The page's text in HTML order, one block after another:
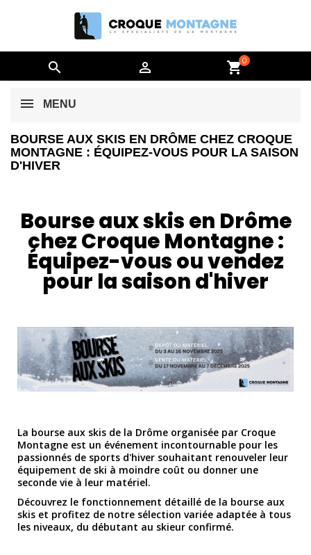
  shopping_cart0
MENU
BOURSE AUX SKIS EN DRÔME CHEZ CROQUE
MONTAGNE : ÉQUIPEZ-VOUS POUR LA SAISON
D'HIVER
Bourse aux skis en Drôme
chez Croque Montagne :
Équipez-vous ou vendez
pour la saison d'hiver
La bourse aux skis de la Drôme organisée par Croque
Montagne est un événement incontournable pour les
passionnés de sports d'hiver souhaitant renouveler leur
équipement de ski à moindre coût ou donner une
seconde vie à leur matériel.
Découvrez le fonctionnement détaillé de la bourse aux
skis et profitez de notre sélection variée adaptée à tous
les niveaux, du débutant au skieur confirmé.